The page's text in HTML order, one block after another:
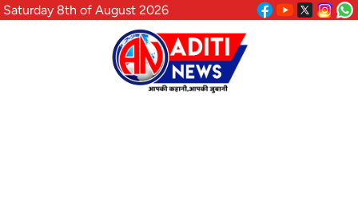
Saturday 8th of August 2026